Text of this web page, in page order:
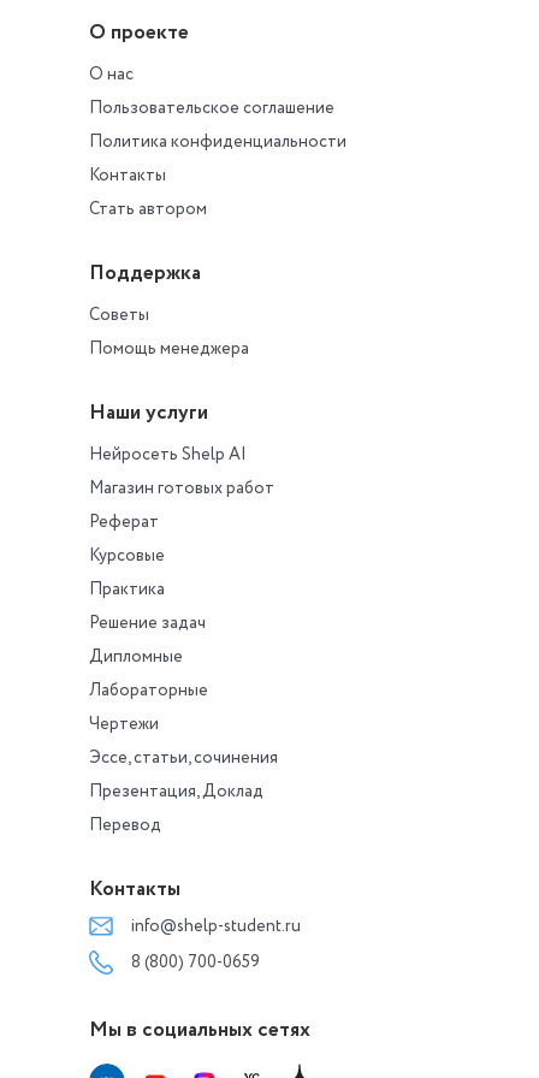
О проекте
О нас
Пользовательское соглашение
Политика конфиденциальности
Контакты
Стать автором
Поддержка
Советы
Помощь менеджера
Наши услуги
Нейросеть Shelp AI
Магазин готовых работ
Реферат
Курсовые
Практика
Решение задач
Дипломные
Лабораторные
Чертежи
Эссе, статьи, сочинения
Презентация, Доклад
Перевод
Контакты
info@shelp-student.ru
8 (800) 700-0659
Мы в социальных сетях